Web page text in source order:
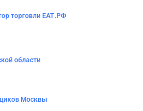
торговли ЕАТ.РФ
области
Москвы